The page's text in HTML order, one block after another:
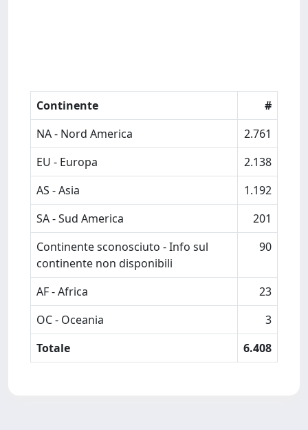
Continente
#
NA - Nord America
2.761
EU - Europa
2.138
AS - Asia
1.192
SA - Sud America
201
Continente sconosciuto - Info sul
continente non disponibili
90
AF - Africa
23
OC - Oceania
3
Totale
6.408